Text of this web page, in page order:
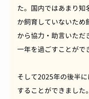
た。国内ではあまり知
か飼育していないため
から協力・助言いただ
一年を過ごすことがで
そして2025年の後半
することができました